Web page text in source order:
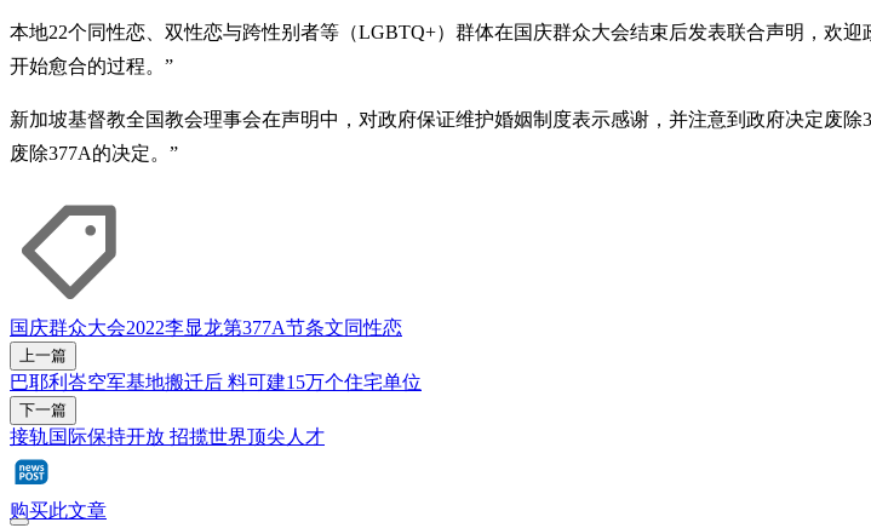
本地22个同性恋、双性恋与跨性别者等（LGBTQ+）群体在国庆群众大会结束后发表联合声明，欢
开始愈合的过程。”
新加坡基督教全国教会理事会在声明中，对政府保证维护婚姻制度表示感谢，并注意到政府决定废
废除377A的决定。”
国庆群众大会2022李显龙第377A节条文同性恋
上一篇
巴耶利峇空军基地搬迁后 料可建15万个住宅单位
下一篇
接轨国际保持开放 招揽世界顶尖人才
购买此文章